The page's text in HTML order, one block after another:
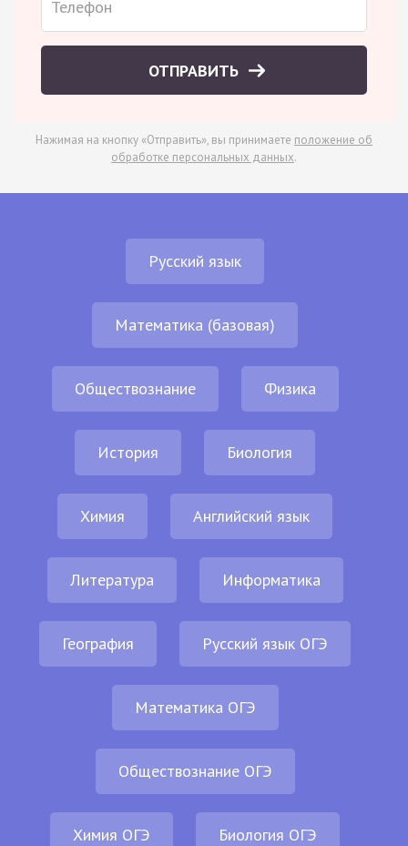
ОТПРАВИТЬ
Нажимая на кнопку «Отправить», вы принимаете положение об
обработке персональных данных.
Русский язык
Математика (базовая)
Обществознание Физика
История Биология
Химия Английский язык
Литература Информатика
География Русский язык ОГЭ
Математика ОГЭ
Обществознание ОГЭ
Химия ОГЭ Биология ОГЭ